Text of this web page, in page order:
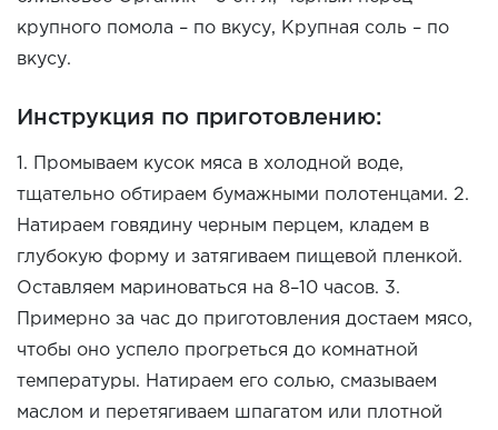
крупного помола – по вкусу, Крупная соль – по
вкусу.
Инструкция по приготовлению:
1. Промываем кусок мяса в холодной воде,
тщательно обтираем бумажными полотенцами. 2.
Натираем говядину черным перцем, кладем в
глубокую форму и затягиваем пищевой пленкой.
Оставляем мариноваться на 8–10 часов. 3.
Примерно за час до приготовления достаем мясо,
чтобы оно успело прогреться до комнатной
температуры. Натираем его солью, смазываем
маслом и перетягиваем шпагатом или плотной